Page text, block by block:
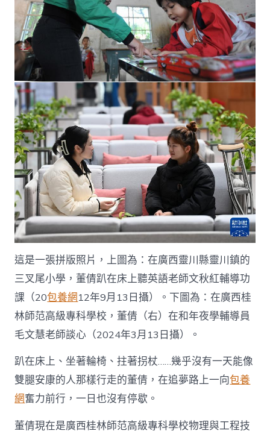
小
女
孩
已
圓
查
包
養
行
情
年
夜
學
夢
中
國
網〉
中
這是一張拼版照片，上圖為：在廣西靈川縣靈川鎮的
三叉尾小學，董倩趴在床上聽英語老師文秋紅輔導功
課（20包養網12年9月13日攝）。下圖為：在廣西桂
林師范高級專科學校，董倩（右）在和年夜學輔導員
毛文慧老師談心（2024年3月13日攝）。
趴在床上、坐著輪椅、拄著拐杖……幾乎沒有一天能像
雙腿安康的人那樣行走的董倩，在追夢路上一向包養
網奮力前行，一日也沒有停歇。
董倩現在是廣西桂林師范高級專科學校物理與工程技